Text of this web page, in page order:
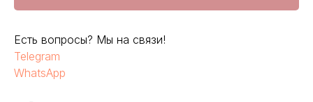
Есть вопросы? Мы на связи!
Telegram
WhatsApp